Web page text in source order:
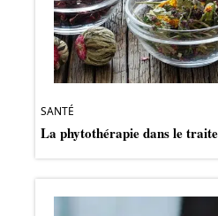
SANTÉ
La phytothérapie dans le